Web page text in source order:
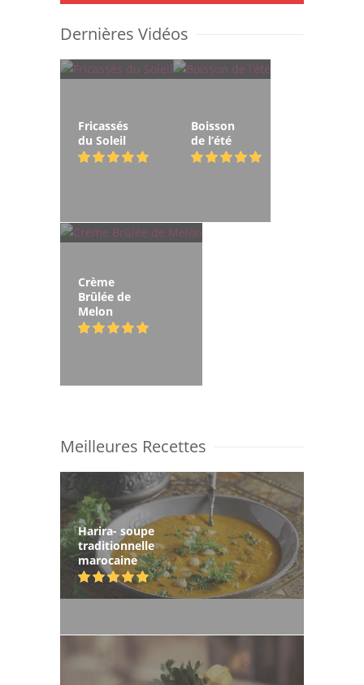
Dernières Vidéos
Fricassés
du Soleil
Boisson
de l’été
Crème
Brûlée de
Melon
Meilleures Recettes
Harira- soupe
traditionnelle
marocaine